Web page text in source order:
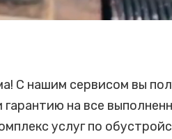
С нашим сервисом вы
гарантию на все
услуг по